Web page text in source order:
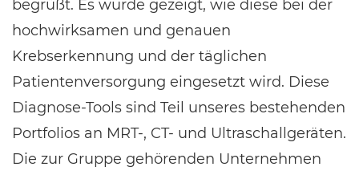
begrüßt. Es wurde gezeigt, wie diese bei der
hochwirksamen und genauen
Krebserkennung und der täglichen
Patientenversorgung eingesetzt wird. Diese
Diagnose-Tools sind Teil unseres bestehenden
Portfolios an MRT-, CT- und Ultraschallgeräten.
Die zur Gruppe gehörenden Unternehmen